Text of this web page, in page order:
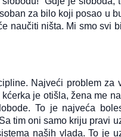
za bilo koji posao u
naučiti ništa. Mi smo svi
Najveći problem za
je otišla, žena me
To je najveća
tim oni samo kriju pravi
naših vlada. To je